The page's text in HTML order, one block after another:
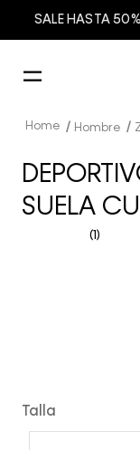
SALE HASTA
Hombre
SUELA
( )
Talla